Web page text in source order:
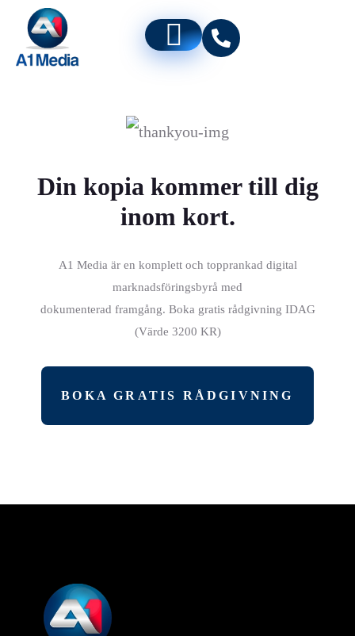
Din kopia kommer till dig
inom kort.
A1 Media är en komplett och topprankad digital
marknadsföringsbyrå med
dokumenterad framgång. Boka gratis rådgivning IDAG
(Värde 3200 KR)
BOKA GRATIS RÅDGIVNING